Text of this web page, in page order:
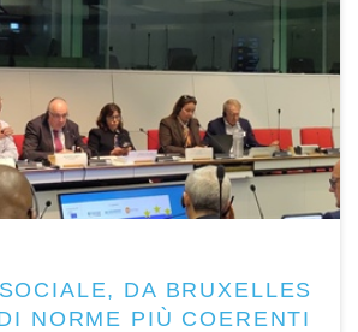
DA BRUXELLES
NORME PIÙ COERENTI